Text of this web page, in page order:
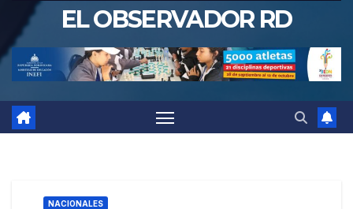
EL OBSERVADOR RD
NACIONALES